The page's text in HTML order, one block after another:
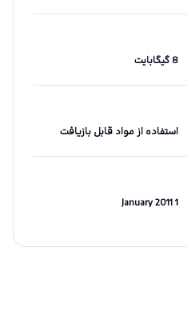
8 گیگابایت
استفاده از مواد قابل بازیافت
1 January 2011